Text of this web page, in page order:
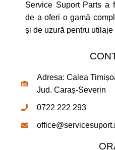
Service Suport Parts a
de a oferi o gamă
și de uzură pentru utilaje
Adresa: Calea
Jud. Caraș-Severin
0722 222 293